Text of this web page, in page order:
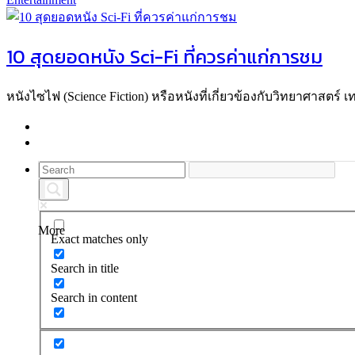
10 สุดยอดหนัง Sci-Fi ที่ควรค่าแก่การชม
หนังไซไฟ (Science Fiction) หรือหนังที่เกี่ยวข้องกับวิทยาศาสตร์
More
Exact matches only
Search in title
Search in content